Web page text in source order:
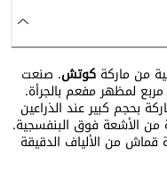
من ماركة كوتش. صنعت
مربع لمظهر مفعم بالجرأة.
بحجم كبير عند الذراعين
من الأشعة فوق البنفسجية.
من الألياف الدقيقة